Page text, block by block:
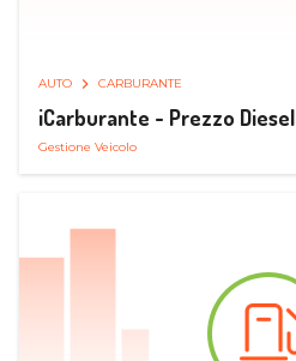
AUTO CARBURANTE
iCarburante - Prezzo Diesel
Gestione Veicolo